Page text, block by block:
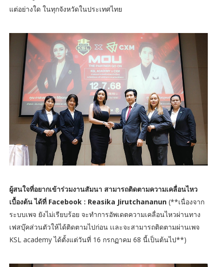
แต่อย่างใด ในทุกจังหวัดในประเทศไทย
ผู้สนใจที่อยากเข้าร่วมงานสัมนา สามารถติดตามความเคลื่อนไหว
เบื้องต้น ได้ที่ Facebook : Reasika Jirutchananun(**เนื่องจาก
ระบบเพจ ยังไม่เรียบร้อย จะทำการอัพเดตความเคลื่อนไหวผ่านทาง
เฟสบุ๊คส่วนตัวให้ได้ติดตามไปก่อน เเละจะสามารถติดตามผ่านเพจ
KSL academy ได้ตั้งแต่วันที่ 16 กรกฏาคม 68 นี้เป็นต้นไป**)